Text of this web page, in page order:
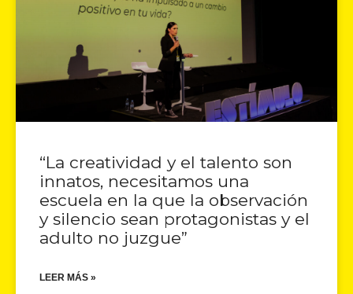
“La creatividad y el talento son
innatos, necesitamos una
escuela en la que la observación
y silencio sean protagonistas y el
adulto no juzgue”
LEER MÁS »